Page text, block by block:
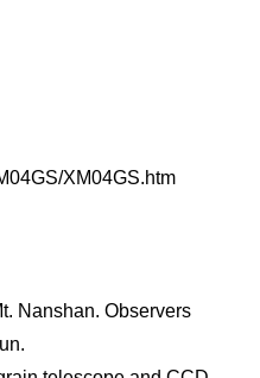
XM04GS.htm
Nanshan. Observers